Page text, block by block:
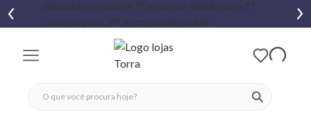
ver
fechar menu
fechar menu
favoritos